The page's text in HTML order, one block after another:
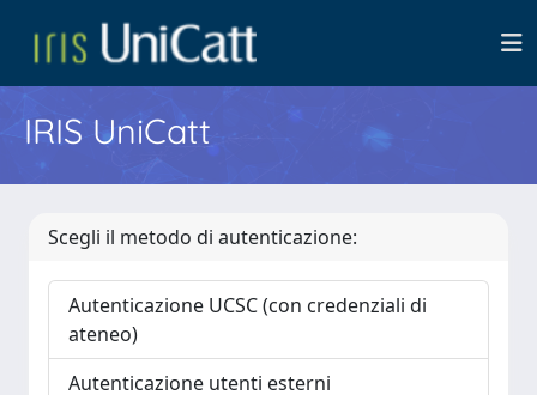
IRIS UniCatt
Scegli il metodo di autenticazione:
Autenticazione UCSC (con credenziali di
ateneo)
Autenticazione utenti esterni